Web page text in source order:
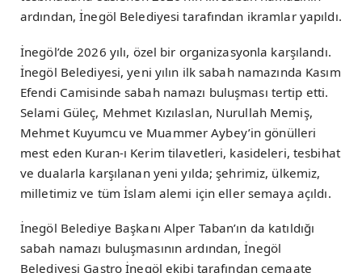
ardından, İnegöl Belediyesi tarafından ikramlar yapıldı.
İnegöl’de 2026 yılı, özel bir organizasyonla karşılandı.
İnegöl Belediyesi, yeni yılın ilk sabah namazında Kasım
Efendi Camisinde sabah namazı buluşması tertip etti.
Selami Güleç, Mehmet Kızılaslan, Nurullah Memiş,
Mehmet Kuyumcu ve Muammer Aybey’in gönülleri
mest eden Kuran-ı Kerim tilavetleri, kasideleri, tesbihat
ve dualarla karşılanan yeni yılda; şehrimiz, ülkemiz,
milletimiz ve tüm İslam alemi için eller semaya açıldı.
İnegöl Belediye Başkanı Alper Taban’ın da katıldığı
sabah namazı buluşmasının ardından, İnegöl
Belediyesi Gastro İnegöl ekibi tarafından cemaate